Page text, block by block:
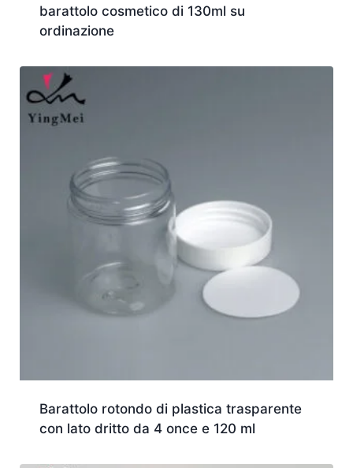
barattolo cosmetico di 130ml su
ordinazione
Barattolo rotondo di plastica trasparente
con lato dritto da 4 once e 120 ml